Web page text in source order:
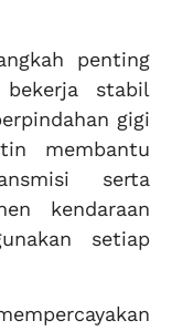
penting
stabil
gigi
membantu
serta
kendaraan
setiap